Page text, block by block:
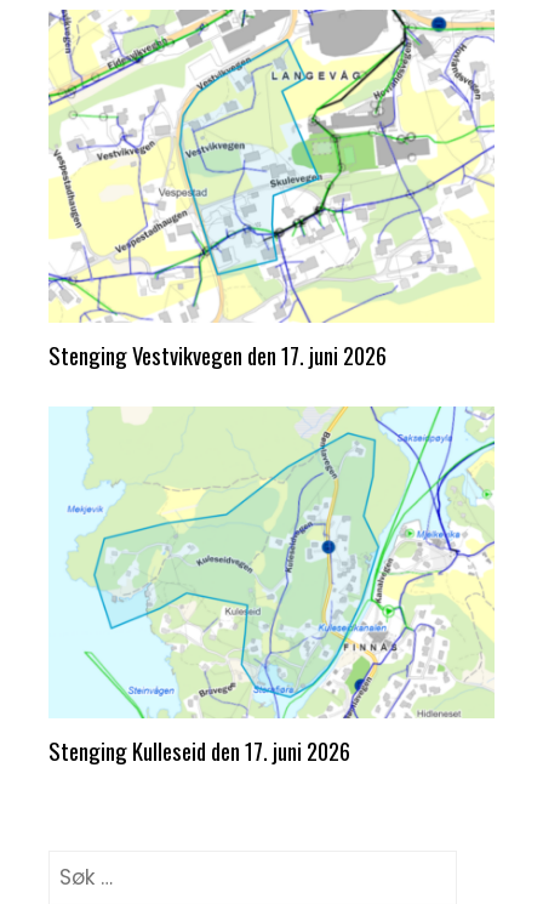
Stenging Vestvikvegen den 17. juni 2026
Stenging Kulleseid den 17. juni 2026
etter: